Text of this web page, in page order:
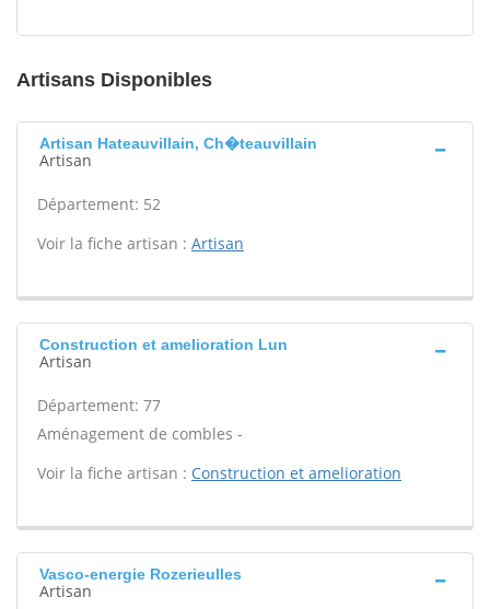
Artisans Disponibles
Artisan Hateauvillain, Ch�teauvillain
Artisan
Département: 52
Voir la fiche artisan : Artisan
Construction et amelioration Lun
Artisan
Département: 77
Aménagement de combles -
Voir la fiche artisan : Construction et amelioration
Vasco-energie Rozerieulles
Artisan